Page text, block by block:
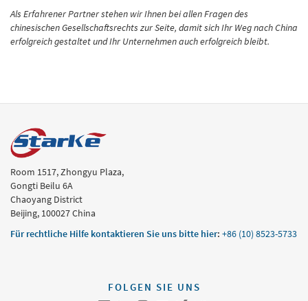
Als Erfahrener Partner stehen wir Ihnen bei allen Fragen des
chinesischen Gesellschaftsrechts zur Seite, damit sich Ihr Weg nach China
erfolgreich gestaltet und Ihr Unternehmen auch erfolgreich bleibt.
Room 1517, Zhongyu Plaza,
Gongti Beilu 6A
Chaoyang District
Beijing, 100027 China
Für rechtliche Hilfe kontaktieren Sie uns bitte hier: +86 (10) 8523-5733
FOLGEN SIE UNS